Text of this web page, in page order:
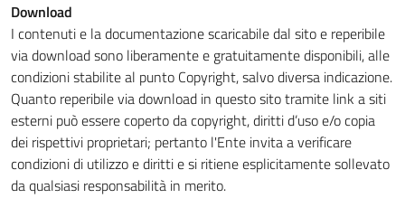
Download
I contenuti e la documentazione scaricabile dal sito e reperibile
via download sono liberamente e gratuitamente disponibili, alle
condizioni stabilite al punto Copyright, salvo diversa indicazione.
Quanto reperibile via download in questo sito tramite link a siti
esterni può essere coperto da copyright, diritti d’uso e/o copia
dei rispettivi proprietari; pertanto l'Ente invita a verificare
condizioni di utilizzo e diritti e si ritiene esplicitamente sollevato
da qualsiasi responsabilità in merito.